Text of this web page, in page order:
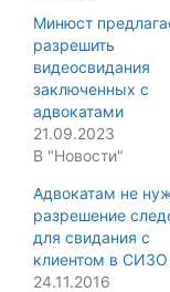
Минюст
разрешить
видеосвидания
заключенных с
адвокатами
21.09.2023
В "Новости"
Адвокатам не
разрешение
для свидания с
клиентом в
24.11.2016